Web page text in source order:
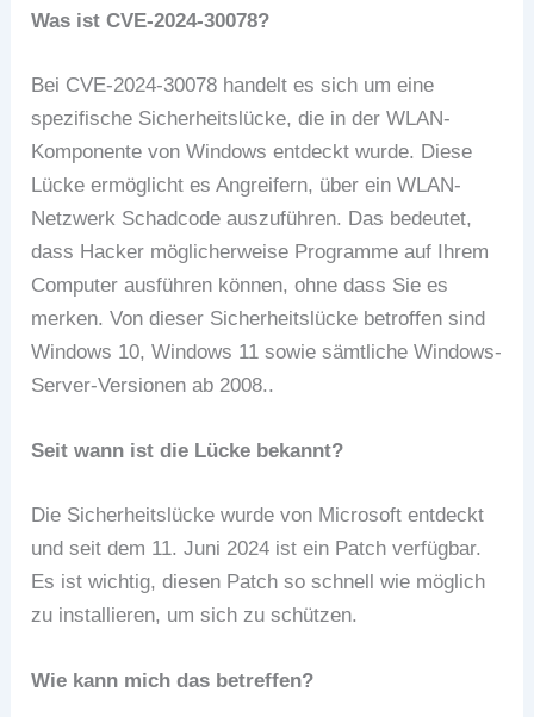
Was ist CVE-2024-30078?
Bei CVE-2024-30078 handelt es sich um eine
spezifische Sicherheitslücke, die in der WLAN-
Komponente von Windows entdeckt wurde. Diese
Lücke ermöglicht es Angreifern, über ein WLAN-
Netzwerk Schadcode auszuführen. Das bedeutet,
dass Hacker möglicherweise Programme auf Ihrem
Computer ausführen können, ohne dass Sie es
merken. Von dieser Sicherheitslücke betroffen sind
Windows 10, Windows 11 sowie sämtliche Windows-
Server-Versionen ab 2008..
Seit wann ist die Lücke bekannt?
Die Sicherheitslücke wurde von Microsoft entdeckt
und seit dem 11. Juni 2024 ist ein Patch verfügbar.
Es ist wichtig, diesen Patch so schnell wie möglich
zu installieren, um sich zu schützen.
Wie kann mich das betreffen?